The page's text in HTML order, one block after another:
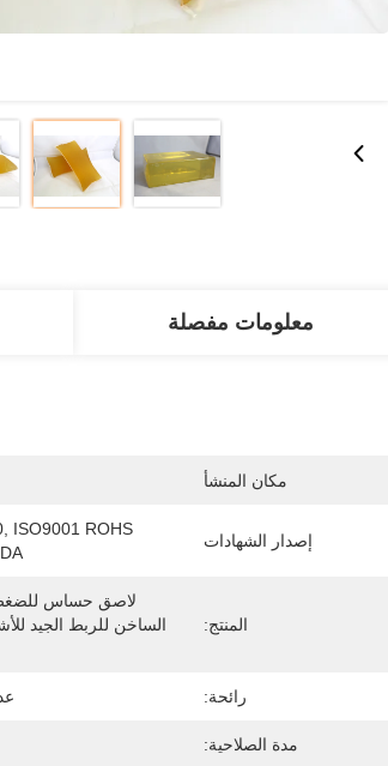
معلومات مفصلة
مكان المنشأ
إصدار الشهادات
ISO9001 ROHS
المنتج:
رائحة:
مدة الصلاحية: